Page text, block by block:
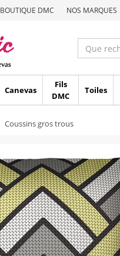
BOUTIQUE DMC NOS MARQUES
Canevas
Fils
DMC
Toiles
Coussins gros trous